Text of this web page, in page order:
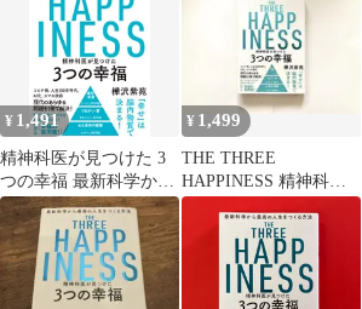
（単行本（ソフトカバ
¥ 1,491
精神科医が見つけた 3
つの幸福 最新科学から
最高の人生をつくる方
法／樺沢紫苑
¥ 1,499
THE THREE
HAPPINESS 精神科医
が見つけた3つの幸福
樺沢紫苑